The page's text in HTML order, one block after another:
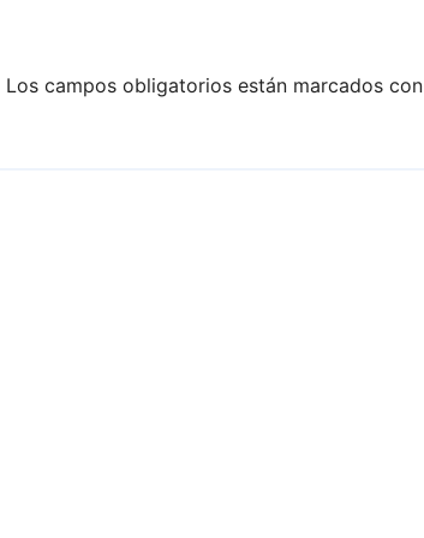
Los campos obligatorios están marcados con